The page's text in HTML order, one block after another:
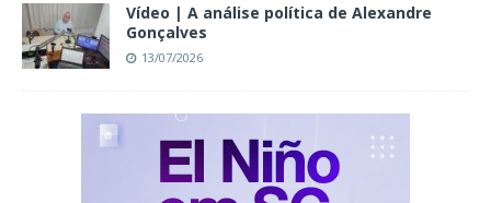
Vídeo | A análise política de Alexandre
Gonçalves
13/07/2026